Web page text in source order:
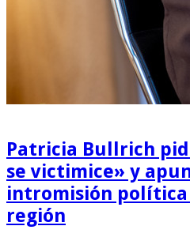
Patricia Bullrich
se victimice» y
intromisión política
región